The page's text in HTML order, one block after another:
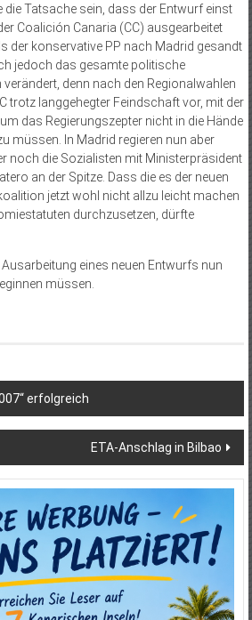
die Tatsache sein, dass der Entwurf einst
Coalición Canaria (CC) ausgearbeitet
der konservative PP nach Madrid gesandt
jedoch das gesamte politische
denn nach den Regionalwahlen
trotz langgehegter Feindschaft vor, mit der
das Regierungszepter nicht in die Hände
müssen. In Madrid regieren nun aber
noch die Sozialisten mit Ministerpräsident
an der Spitze. Dass die es der neuen
jetzt wohl nicht allzu leicht machen
durchzusetzen, dürfte
eines neuen Entwurfs nun
müssen.
erfolgreich
ETA-Anschlag in Bilbao